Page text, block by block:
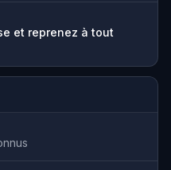
et reprenez à tout